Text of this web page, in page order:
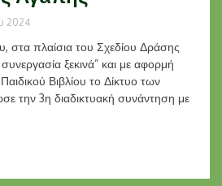
2024
στα πλαίσια του Σχεδίου Δράσης
ξεκινά” και με αφορμή
Βιβλίου το Δίκτυο των
την 3η διαδικτυακή συνάντηση με